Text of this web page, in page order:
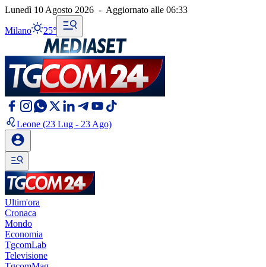
Lunedì 10 Agosto 2026 - Aggiornato alle 06:33
Milano 25°
Leone (23 Lug - 23 Ago)
Ultim'ora
Cronaca
Mondo
Economia
TgcomLab
Televisione